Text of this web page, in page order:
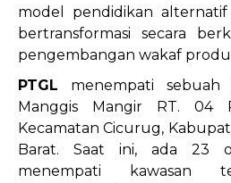
model pendidikan
bertransformasi secara
pengembangan wakaf
PTGL menempati sebuah
Manggis Mangir RT. 04
Kecamatan Cicurug,
Barat. Saat ini, ada 23
menempati kawasan